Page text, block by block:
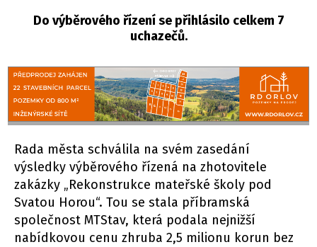
Do výběrového řízení se přihlásilo celkem 7
uchazečů.
Rada města schválila na svém zasedání
výsledky výběrového řízená na zhotovitele
zakázky „Rekonstrukce mateřské školy pod
Svatou Horou“. Tou se stala příbramská
společnost MTStav, která podala nejnižší
nabídkovou cenu zhruba 2,5 milionu korun bez